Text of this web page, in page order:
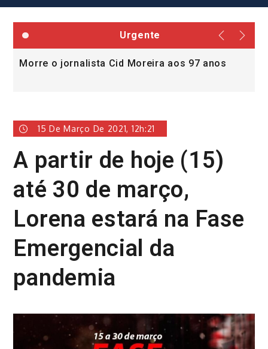
Urgente
Morre o jornalista Cid Moreira aos 97 anos
15 De Março De 2021, 12h:21
A partir de hoje (15)
até 30 de março,
Lorena estará na Fase
Emergencial da
pandemia